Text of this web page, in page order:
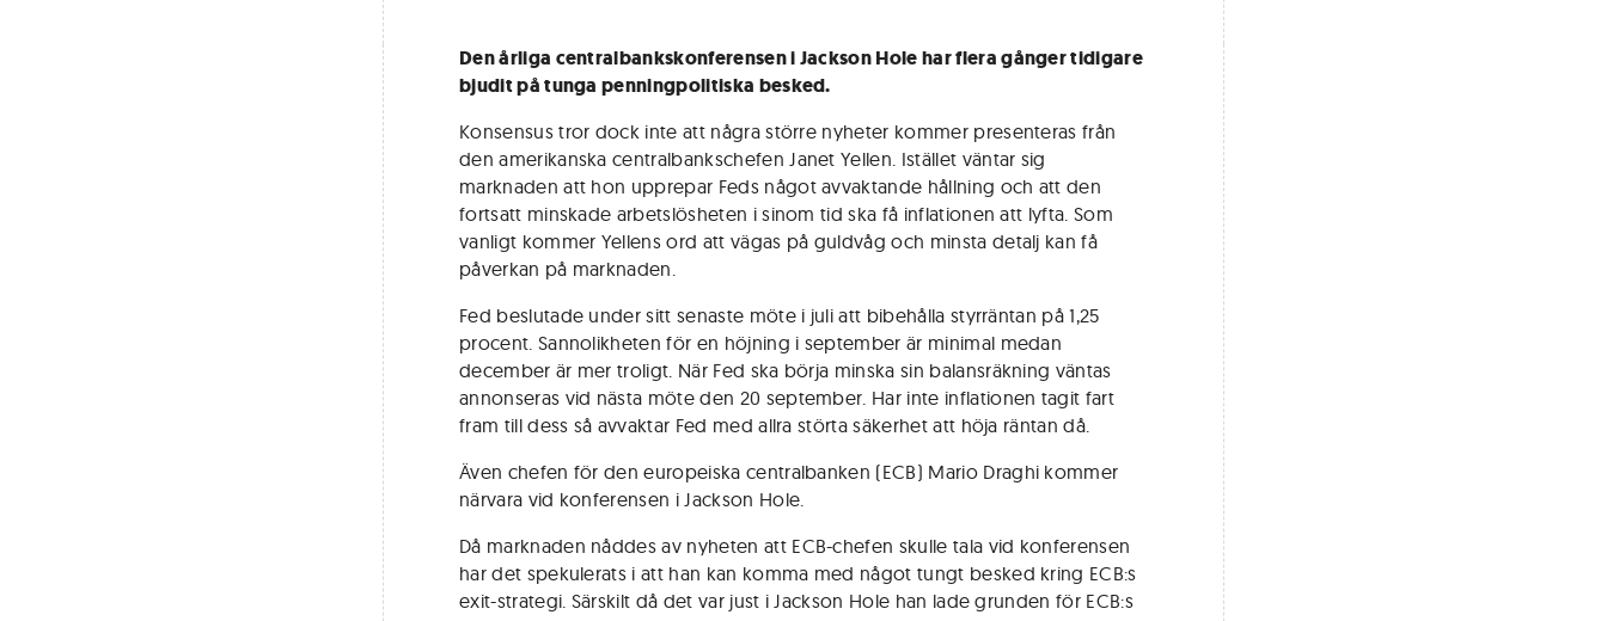
Den årliga centralbankskonferensen i Jackson Hole har flera gånger tidigare
bjudit på tunga penningpolitiska besked.
Konsensus tror dock inte att några större nyheter kommer presenteras från
den amerikanska centralbankschefen Janet Yellen. Istället väntar sig
marknaden att hon upprepar Feds något avvaktande hållning och att den
fortsatt minskade arbetslösheten i sinom tid ska få inflationen att lyfta. Som
vanligt kommer Yellens ord att vägas på guldvåg och minsta detalj kan få
påverkan på marknaden.
Fed beslutade under sitt senaste möte i juli att bibehålla styrräntan på 1,25
procent. Sannolikheten för en höjning i september är minimal medan
december är mer troligt. När Fed ska börja minska sin balansräkning väntas
annonseras vid nästa möte den 20 september. Har inte inflationen tagit fart
fram till dess så avvaktar Fed med allra störta säkerhet att höja räntan då.
Även chefen för den europeiska centralbanken (ECB) Mario Draghi kommer
närvara vid konferensen i Jackson Hole.
Då marknaden nåddes av nyheten att ECB-chefen skulle tala vid konferensen
har det spekulerats i att han kan komma med något tungt besked kring ECB:s
exit-strategi. Särskilt då det var just i Jackson Hole han lade grunden för ECB:s